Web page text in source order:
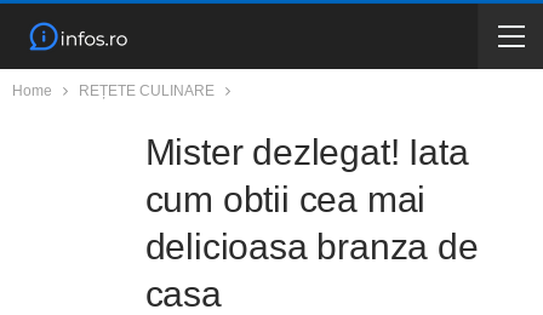
Home REȚETE CULINARE
Mister dezlegat! Iata
cum obtii cea mai
delicioasa branza de
casa